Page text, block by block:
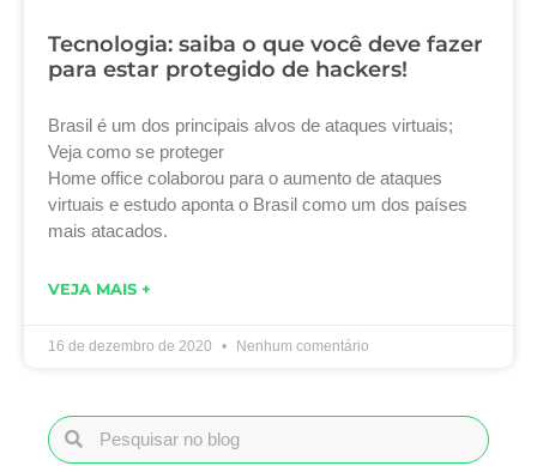
Tecnologia: saiba o que você deve fazer
para estar protegido de hackers!
Brasil é um dos principais alvos de ataques virtuais;
Veja como se proteger
Home office colaborou para o aumento de ataques
virtuais e estudo aponta o Brasil como um dos países
mais atacados.
VEJA MAIS +
16 de dezembro de 2020 Nenhum comentário